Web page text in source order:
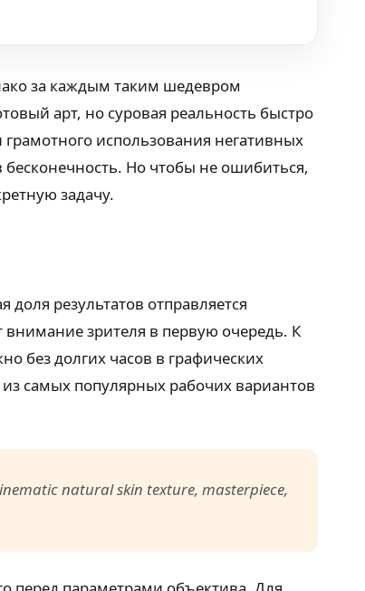
за каждым таким шедевром
арт, но суровая реальность быстро
грамотного использования негативных
бесконечность. Но чтобы не ошибиться,
задачу.
результатов отправляется
зрителя в первую очередь. К
без долгих часов в графических
самых популярных рабочих вариантов
natural skin texture, masterpiece,